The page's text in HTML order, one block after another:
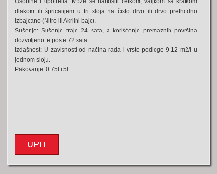
Osobine i upotreba:Može se nanositi četkom, valjkom sa kratkom
dlakom ili špricanjem u tri sloja na čisto drvo ili drvo prethodno
izbajcano (Nitro ili Akrilni bajc).
Sušenje: Sušenje traje 24 sata, a korišćenje premaznih površina
dozvoljeno je posle 72 sata.
Izdašnost: U zavisnosti od načina rada i vrste podloge 9-12 m2/l u
jednom sloju.
Pakovanje: 0.75l i 5l
UPIT